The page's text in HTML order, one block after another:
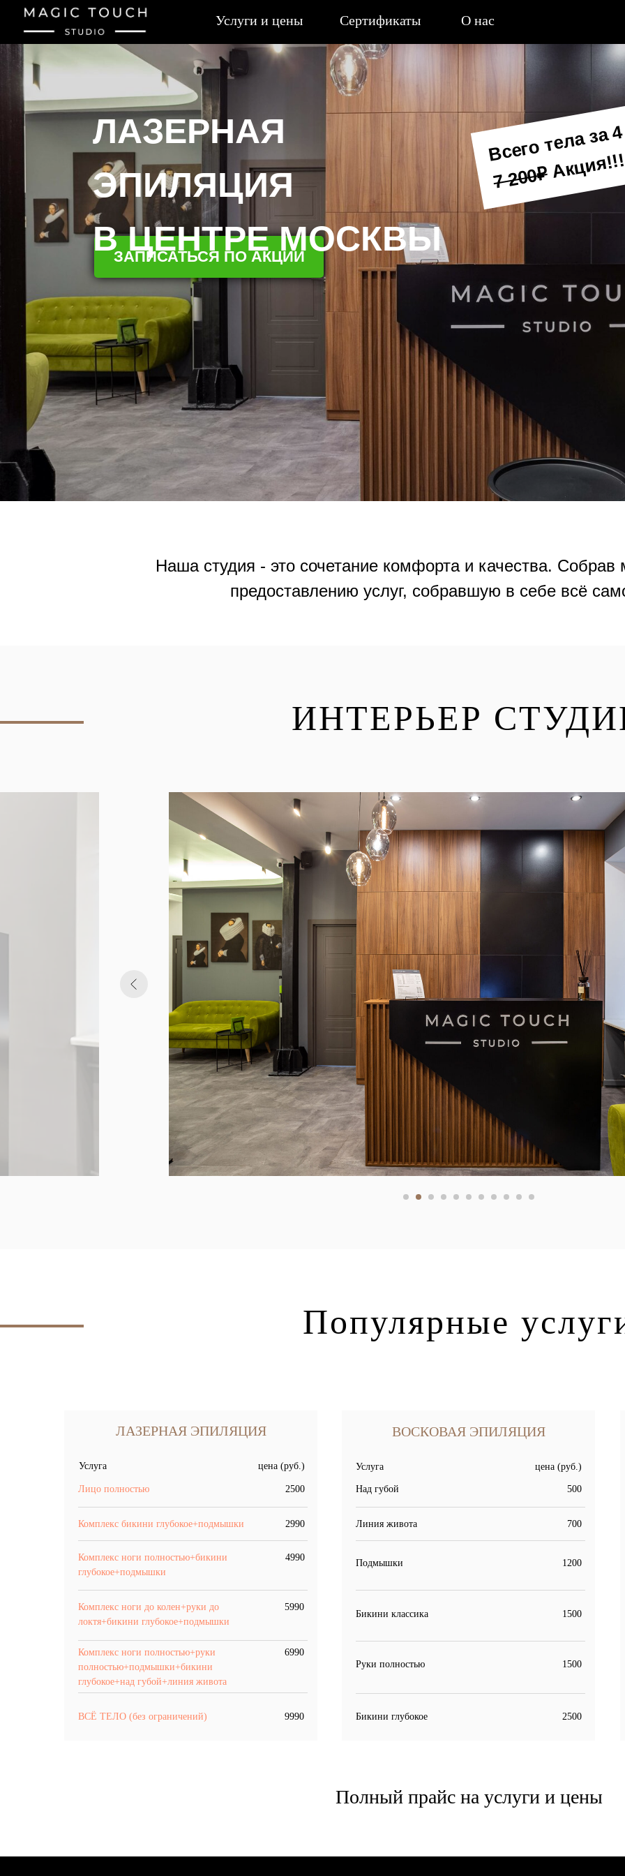
Verification: 855922f5cf0f30cc
Услуги и цены Сертификаты О нас
Всего тела за
7 200₽
ЗАПИСАТЬСЯ ПО АКЦИИ
ЛАЗЕРНАЯ
ЭПИЛЯЦИЯ
В ЦЕНТРЕ МОСКВЫ
Наша студия - это сочетание комфорта и качества. Собрав
предоставлению услуг, собравшую в себе всё
ИНТЕРЬЕР
Популярные
ЛАЗЕРНАЯ ЭПИЛЯЦИЯ
Услуга цена (руб.)
Лицо полностью 2500
Комплекс бикини глубокое+подмышки 2990
Комплекс ноги полностью+бикини
глубокое+подмышки
4990
Комплекс ноги до колен+руки до
локтя+бикини глубокое+подмышки
5990
Комплекс ноги полностью+руки
полностью+подмышки+бикини
глубокое+над губой+линия живота
6990
ВСЁ ТЕЛО (без ограничений) 9990
ВОСКОВАЯ ЭПИЛЯЦИЯ
Услуга цена (руб.)
Над губой 500
Линия живота 700
Подмышки 1200
Бикини классика 1500
Руки полностью 1500
Бикини глубокое 2500
Полный прайс на услуги и цены